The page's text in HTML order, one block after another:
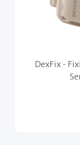
DexFix -